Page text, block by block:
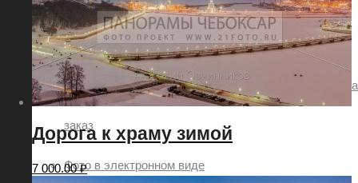
Заказ картин с видами городов
Аэро фото съёмка
Панорамная фотосъёмка ландшафтов и пейзажей на
заказ
Фото в электронном виде
Дорога к храму зимой
7 000.00₽